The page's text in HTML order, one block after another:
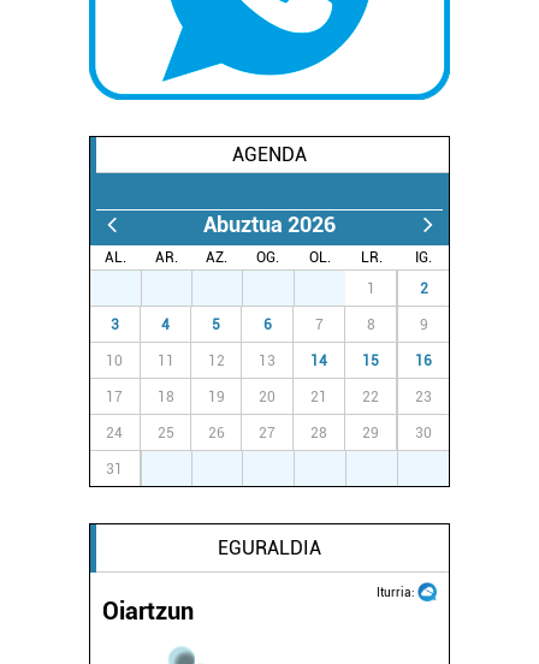
AGENDA
Abuztua 2026
AL. AR. AZ. OG. OL. LR.
IG.
1 2
3 4 5 6 7 8 9
10 11 12 13 14 15 16
17 18 19 20 21 22 23
24 25 26 27 28 29 30
31
EGURALDIA
Iturria:
Oiartzun